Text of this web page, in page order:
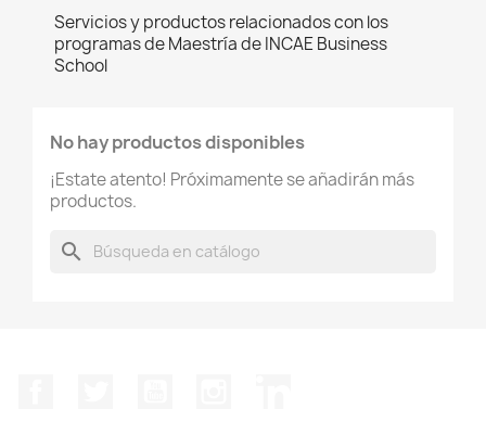
Servicios y productos relacionados con los
programas de Maestría de INCAE Business
School
No hay productos disponibles
¡Estate atento! Próximamente se añadirán más
productos.
search